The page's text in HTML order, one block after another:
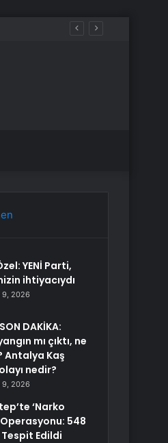
YENİ Parti,
ihtiyacıydı
9, 2026
DAKİKA:
mı çıktı, ne
Antalya Kaş
nedir?
9, 2026
‘Narko
Operasyonu: 548
Edildi